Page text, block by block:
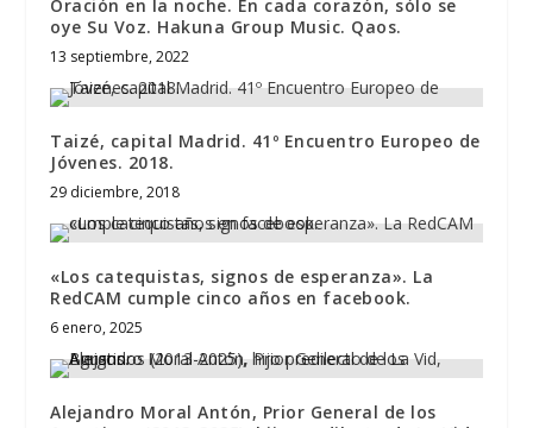
Oración en la noche. En cada corazón, sólo se
oye Su Voz. Hakuna Group Music. Qaos.
13 septiembre, 2022
Taizé, capital Madrid. 41º Encuentro Europeo de
Jóvenes. 2018.
29 diciembre, 2018
«Los catequistas, signos de esperanza». La
RedCAM cumple cinco años en facebook.
6 enero, 2025
Alejandro Moral Antón, Prior General de los